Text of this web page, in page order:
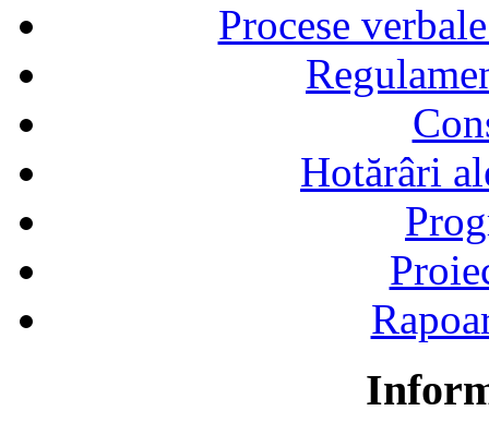
Procese
Hotărâri